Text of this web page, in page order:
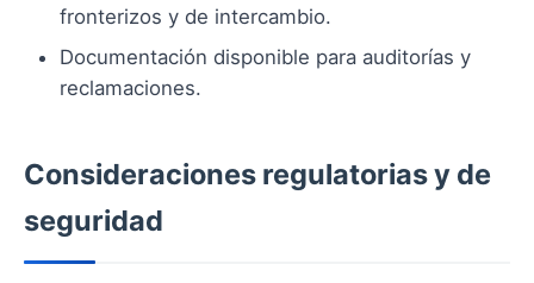
fronterizos y de intercambio.
Documentación disponible para auditorías y
reclamaciones.
Consideraciones regulatorias y de
seguridad